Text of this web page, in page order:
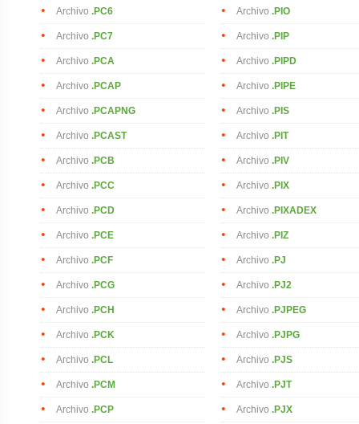
Archivo .PC6
Archivo .PC7
Archivo .PCA
Archivo .PCAP
Archivo .PCAPNG
Archivo .PCAST
Archivo .PCB
Archivo .PCC
Archivo .PCD
Archivo .PCE
Archivo .PCF
Archivo .PCG
Archivo .PCH
Archivo .PCK
Archivo .PCL
Archivo .PCM
Archivo .PCP
Archivo .PIO
Archivo .PIP
Archivo .PIPD
Archivo .PIPE
Archivo .PIS
Archivo .PIT
Archivo .PIV
Archivo .PIX
Archivo .PIXADEX
Archivo .PIZ
Archivo .PJ
Archivo .PJ2
Archivo .PJPEG
Archivo .PJPG
Archivo .PJS
Archivo .PJT
Archivo .PJX